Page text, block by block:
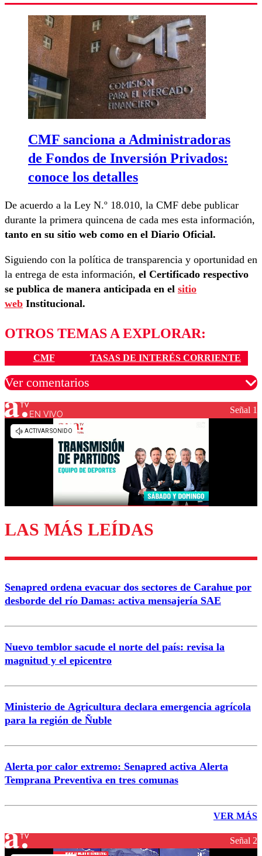
CMF sanciona a Administradoras
de Fondos de Inversión Privados:
conoce los detalles
De acuerdo a la Ley N.º 18.010, la CMF debe publicar
durante la primera quincena de cada mes esta información,
tanto en su sitio web como en el Diario Oficial.
Siguiendo con la política de transparencia y oportunidad en
la entrega de esta información, el Certificado respectivo
se publica de manera anticipada en el sitio
web Institucional.
OTROS TEMAS A EXPLORAR:
CMF TASAS DE INTERÉS CORRIENTE
Ver comentarios
Los comentarios son moderados para garantizar un
Enviar comentario
EN VIVO Señal 1
LAS MÁS LEÍDAS
Senapred ordena evacuar dos sectores de Carahue por
desborde del río Damas: activa mensajería SAE
Nuevo temblor sacude el norte del país: revisa la
magnitud y el epicentro
Ministerio de Agricultura declara emergencia agrícola
para la región de Ñuble
Alerta por calor extremo: Senapred activa Alerta
Temprana Preventiva en tres comunas
VER MÁS
Señal 2